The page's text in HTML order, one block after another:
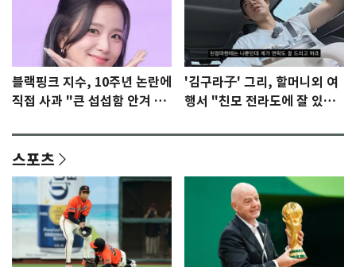
블랙핑크 지수, 10주년 논란에
직접 사과 "큰 섭섭함 안겨 미
'김구라子' 그리, 할머니외 여
행서 "친모 전라도에 잘 있
스포츠